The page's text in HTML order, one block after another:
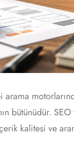
bütünüdür.
kalitesi ve